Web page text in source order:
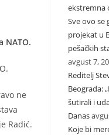
NATO.
ne
Radić.
ekstremna
Sve ovo se
projekat u
pešačkih
avgust 7,
Reditelj
Beograda:
šutirali i
Danas
Koje bi